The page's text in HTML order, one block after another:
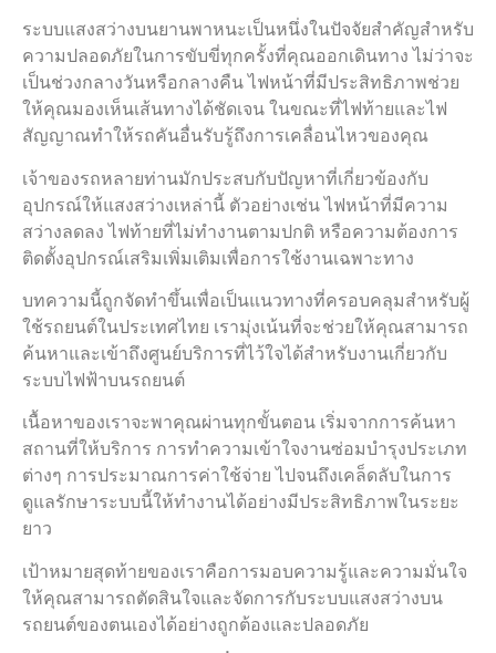
ระบบแสงสว่างบนยานพาหนะเป็นหนึ่งในปัจจัยสำคัญสำหรับ
ความปลอดภัยในการขับขี่ทุกครั้งที่คุณออกเดินทาง ไม่ว่าจะ
เป็นช่วงกลางวันหรือกลางคืน ไฟหน้าที่มีประสิทธิภาพช่วย
ให้คุณมองเห็นเส้นทางได้ชัดเจน ในขณะที่ไฟท้ายและไฟ
สัญญาณทำให้รถคันอื่นรับรู้ถึงการเคลื่อนไหวของคุณ
เจ้าของรถหลายท่านมักประสบกับปัญหาที่เกี่ยวข้องกับ
อุปกรณ์ให้แสงสว่างเหล่านี้ ตัวอย่างเช่น ไฟหน้าที่มีความ
สว่างลดลง ไฟท้ายที่ไม่ทำงานตามปกติ หรือความต้องการ
ติดตั้งอุปกรณ์เสริมเพิ่มเติมเพื่อการใช้งานเฉพาะทาง
บทความนี้ถูกจัดทำขึ้นเพื่อเป็นแนวทางที่ครอบคลุมสำหรับผู้
ใช้รถยนต์ในประเทศไทย เรามุ่งเน้นที่จะช่วยให้คุณสามารถ
ค้นหาและเข้าถึงศูนย์บริการที่ไว้ใจได้สำหรับงานเกี่ยวกับ
ระบบไฟฟ้าบนรถยนต์
เนื้อหาของเราจะพาคุณผ่านทุกขั้นตอน เริ่มจากการค้นหา
สถานที่ให้บริการ การทำความเข้าใจงานซ่อมบำรุงประเภท
ต่างๆ การประมาณการค่าใช้จ่าย ไปจนถึงเคล็ดลับในการ
ดูแลรักษาระบบนี้ให้ทำงานได้อย่างมีประสิทธิภาพในระยะ
ยาว
เป้าหมายสุดท้ายของเราคือการมอบความรู้และความมั่นใจ
ให้คุณสามารถตัดสินใจและจัดการกับระบบแสงสว่างบน
รถยนต์ของตนเองได้อย่างถูกต้องและปลอดภัย